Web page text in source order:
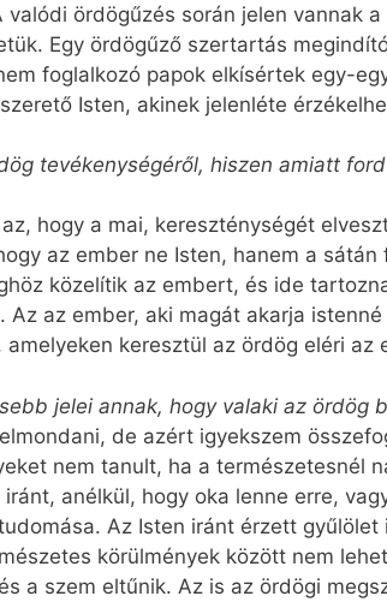
valódi ördögűzés során jelen vannak
Egy ördögűző szertartás
foglalkozó papok elkísértek egy-
Isten, akinek jelenléte
tevékenységéről, hiszen amiatt
hogy a mai, kereszténységét
az ember ne Isten, hanem a
közelítik az embert, és ide
Az az ember, aki magát akarja
keresztül az ördög eléri az
jelei annak, hogy valaki az ördög
de azért igyekszem
nem tanult, ha a természetesnél
anélkül, hogy oka lenne erre,
Az Isten iránt érzett
körülmények között nem
a szem eltűnik. Az is az ördögi